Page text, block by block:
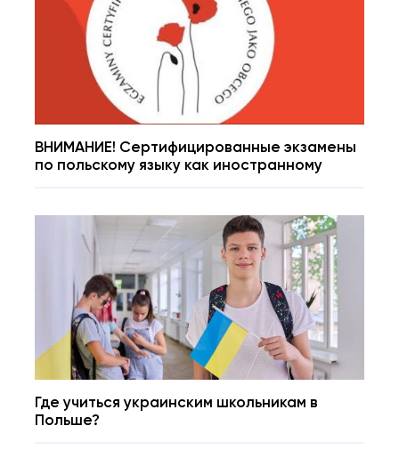
ВНИМАНИЕ! Сертифицированные экзамены
по польскому языку как иностранному
Где учиться украинским школьникам в
Польше?